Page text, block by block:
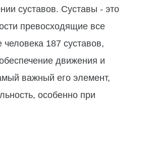
суставов. Суставы - это
превосходящие все
187 суставов,
движения и
важный его элемент,
особенно при